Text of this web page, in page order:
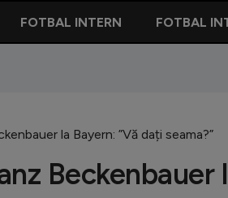
FOTBAL INTERN FOTBAL
la Bayern: ”Vă dați seama?”
Beckenbauer